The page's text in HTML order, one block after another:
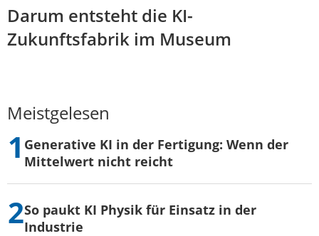
Darum entsteht die KI-
Zukunftsfabrik im Museum
Meistgelesen
Generative KI in der Fertigung: Wenn der
Mittelwert nicht reicht
So paukt KI Physik für Einsatz in der
Industrie